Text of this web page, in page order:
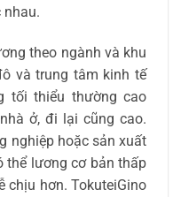
nhau.
theo ngành và khu
và trung tâm kinh tế
tối thiểu thường cao
ở, đi lại cũng cao.
nghiệp hoặc sản xuất
thể lương cơ bản thấp
chịu hơn. TokuteiGino